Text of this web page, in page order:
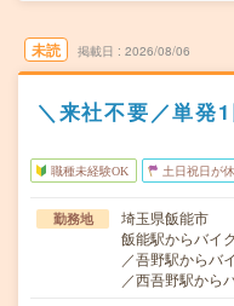
未読 掲載日 2026/08/06
＼来社不要／単発
職種未経験OK 土日祝日が
勤務地
埼玉県飯能市
飯能駅からバイ
／吾野駅からバ
／西吾野駅から